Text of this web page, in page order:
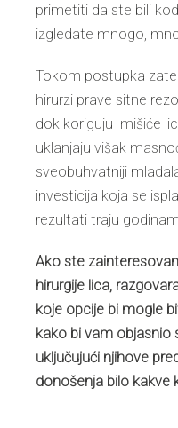
primetiti da ste bili
izgledate mnogo,
Tokom postupka
hirurzi prave sitne
dok koriguju mišiće
uklanjaju višak
sveobuhvatniji
investicija koja se
rezultati traju
Ako ste
hirurgije lica,
koje opcije bi mogle
kako bi vam objasnio
uključujući njihove
donošenja bilo kakve